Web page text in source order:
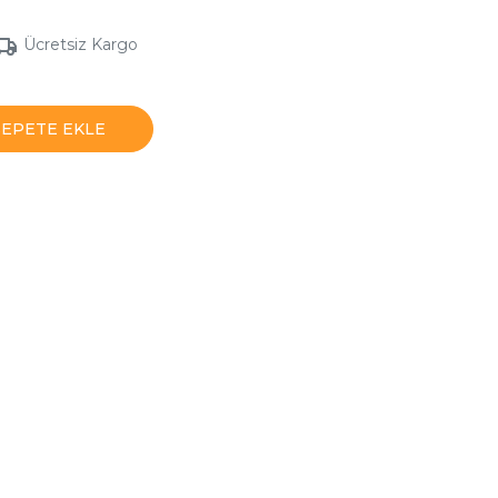
Ücretsiz Kargo
EKLE